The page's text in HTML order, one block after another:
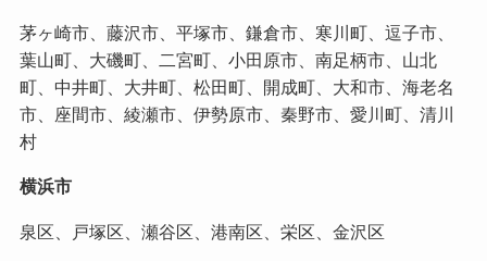
茅ヶ崎市、藤沢市、平塚市、鎌倉市、寒川町、逗子市、
葉山町、大磯町、二宮町、小田原市、南足柄市、山北
町、中井町、大井町、松田町、開成町、大和市、海老名
市、座間市、綾瀬市、伊勢原市、秦野市、愛川町、清川
村
横浜市
泉区、戸塚区、瀬谷区、港南区、栄区、金沢区